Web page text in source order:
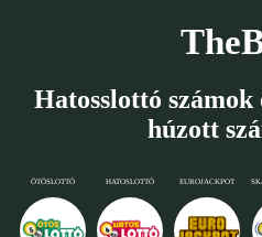
Hatosslottó számok
húzott
ÖTÖSLOTTÓ HATOSLOTTÓ EUROJACKPOT